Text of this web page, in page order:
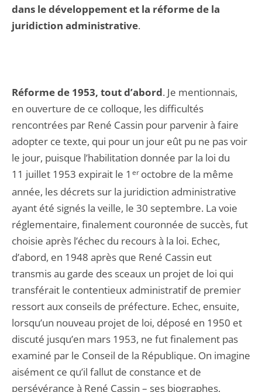
dans le développement et la réforme de la
juridiction administrative.
Réforme de 1953, tout d’abord. Je mentionnais,
en ouverture de ce colloque, les difficultés
rencontrées par René Cassin pour parvenir à faire
adopter ce texte, qui pour un jour eût pu ne pas voir
le jour, puisque l’habilitation donnée par la loi du
11 juillet 1953 expirait le 1 eroctobre de la même
année, les décrets sur la juridiction administrative
ayant été signés la veille, le 30 septembre. La voie
réglementaire, finalement couronnée de succès, fut
choisie après l’échec du recours à la loi. Echec,
d’abord, en 1948 après que René Cassin eut
transmis au garde des sceaux un projet de loi qui
transférait le contentieux administratif de premier
ressort aux conseils de préfecture. Echec, ensuite,
lorsqu’un nouveau projet de loi, déposé en 1950 et
discuté jusqu’en mars 1953, ne fut finalement pas
examiné par le Conseil de la République. On imagine
aisément ce qu’il fallut de constance et de
persévérance à René Cassin – ses biographes,